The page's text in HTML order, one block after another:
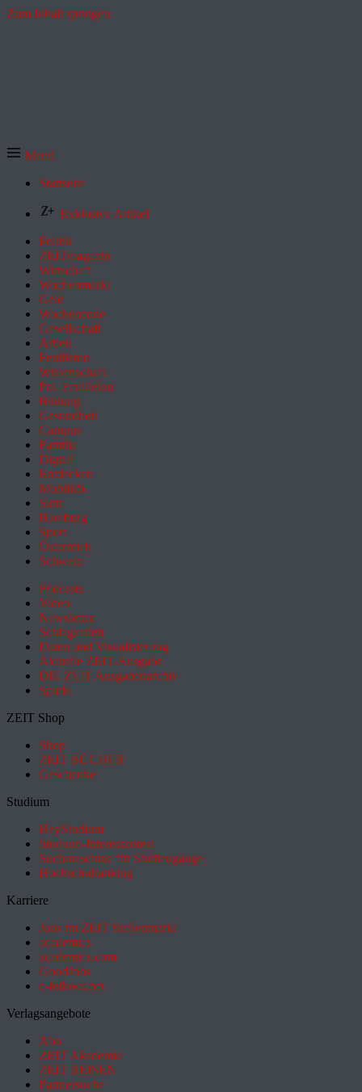
Zum Inhalt springen
Menü
Startseite
Exklusive Artikel
Politik
ZEITmagazin
Wirtschaft
Wochenmarkt
Geld
Wochenende
Gesellschaft
Arbeit
Feuilleton
Wissenschaft
Pol. Feuilleton
Bildung
Gesundheit
Campus
Familie
Digital
Entdecken
Mobilität
Sinn
Hamburg
Sport
Österreich
Schweiz
Podcasts
Video
Newsletter
Schlagzeilen
Daten und Visualisierung
Aktuelle ZEIT-Ausgabe
DIE ZEIT Ausgabenarchiv
Spiele
ZEIT Shop
Shop
ZEIT BÜCHER
Geschenke
Studium
HeyStudium
Studium-Interessentest
Suchmaschine für Studiengänge
Hochschulranking
Karriere
Jobs im ZEIT Stellenmarkt
academics
academics.com
GoodJobs
e-fellows.net
Verlagsangebote
Abo
ZEIT Akademie
ZEIT REISEN
Partnersuche